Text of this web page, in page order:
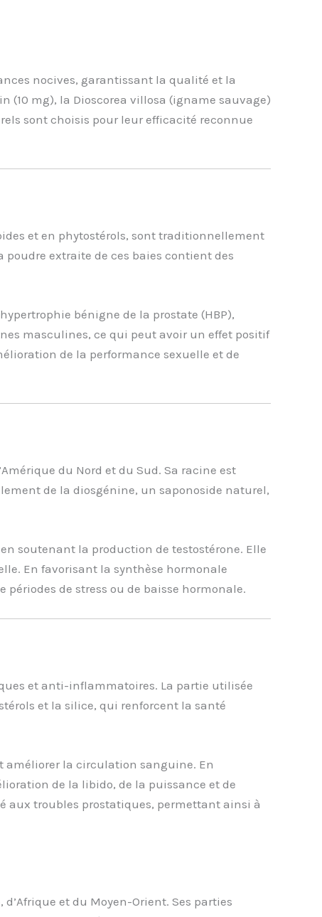
nocives, garantissant la qualité et la
(10 mg), la Dioscorea villosa (igname sauvage)
sont choisis pour leur efficacité reconnue
et en phytostérols, sont traditionnellement
extraite de ces baies contient des
bénigne de la prostate (HBP),
masculines, ce qui peut avoir un effet positif
de la performance sexuelle et de
du Nord et du Sud. Sa racine est
de la diosgénine, un saponoside naturel,
soutenant la production de testostérone. Elle
En favorisant la synthèse hormonale
de stress ou de baisse hormonale.
et anti-inflammatoires. La partie utilisée
et la silice, qui renforcent la santé
améliorer la circulation sanguine. En
de la libido, de la puissance et de
aux troubles prostatiques, permettant ainsi à
et du Moyen-Orient. Ses parties